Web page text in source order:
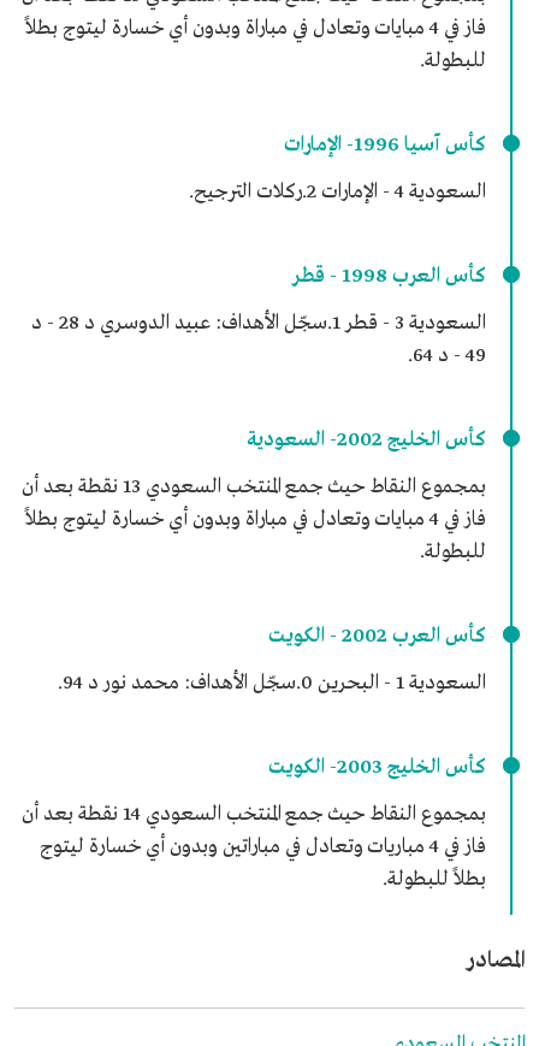
فاز في 4 مبايات وتعادل في مباراة وبدون أي خسارة ليتوج بطلاً
للبطولة.
كأس آسيا 1996- الإمارات
السعودية 4 - الإمارات 2.ركلات الترجيح.
كأس العرب 1998 - قطر
السعودية 3 - قطر 1.سجّل الأهداف: عبيد الدوسري د 28 - د
49 - د 64.
كأس الخليج 2002- السعودية
بمجموع النقاط حيث جمع المنتخب السعودي 13 نقطة بعد أن
فاز في 4 مبايات وتعادل في مباراة وبدون أي خسارة ليتوج بطلاً
للبطولة.
كأس العرب 2002 - الكويت
السعودية 1 - البحرين 0.سجّل الأهداف: محمد نور د 94.
كأس الخليج 2003- الكويت
بمجموع النقاط حيث جمع المنتخب السعودي 14 نقطة بعد أن
فاز في 4 مباريات وتعادل في مباراتين وبدون أي خسارة ليتوج
بطلاً للبطولة.
المصادر